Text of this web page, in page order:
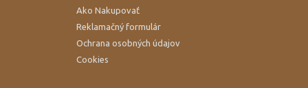
Ako Nakupovať
Reklamačný formulár
Ochrana osobných údajov
Cookies